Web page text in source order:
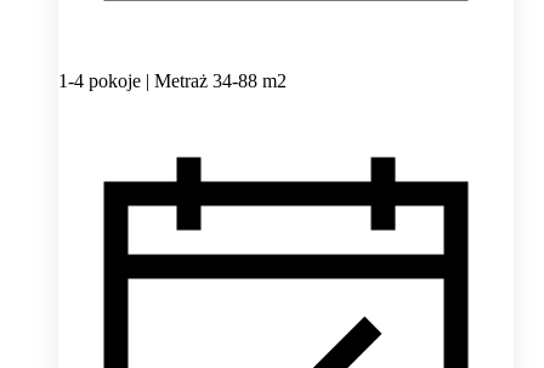
1-4 pokoje | Metraż 34-88 m2